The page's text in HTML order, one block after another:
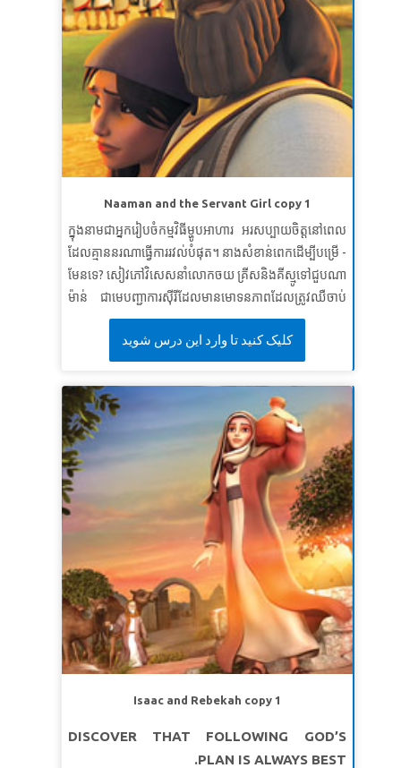
មេរៀនទី ១: បម្រើព្រះនៅថ្ងៃនេះ
សេចក្តីពិតវិសេស៖
ខ្ញុំអាចបម្រើព្រះនៅថ្ងៃនេះ។
ខគម្ពីរវិសេស៖
“ កុំ​ឲ្យ​អ្នក​ណា​មើល​ងាយ​អ្នក ដោយ​ព្រោះ​នៅ​ក្មេង​
នោះ​ឡើយ។ ចូរ​ធ្វើ​ជា​គំរូ​ដល់​ពួក​អ្នក​ជឿ ដោយ​ពាក្យ​សំដី កិរិយា​
ប្រព្រឹត្ត សេចក្ដី​ស្រឡាញ់ សេចក្ដី​ជំនឿ នឹង​សេចក្ដី​បរិសុទ្ធ។
ធីម៉ូថេទី ១ ៤:១២ (អិនអិលធី)
មេរៀនទី ២ : ស្តាប់និងគោរពប្រតិបត្តិតាមព្រះសូសៀង
ស្តាប់បង្គាប់តាមទ្រង់។
ខគម្ពីរវិសេស៖លំដាប់​នោះ ព្រះ​យេហូវ៉ា​ទ្រង់​យាង​មក​ឈរ ហៅ​
ដូច​ជា​ជាន់​មុន​ថា“ សាំយូអែល! នែ​សាំយូអែល​អើយ នោះ​
សាំយូអែល​ទូល​ឆ្លើយ​ថា ៖ «សូម​ទ្រង់​មាន​បន្ទូល​មក​ចុះ ដ្បិត​ទូល​
មេរៀនទី ៣: ការថ្វាយខ្លួនដល់ព្រះអម្ចាស់
សេចក្តីពិតវិសេស៖ខ្ញុំនឹងថ្វាយជីវិតរបស់ខ្ញុំដល់ព្រះអម្ចាស់។
ខគម្ពីរវិសេស៖
សាំយូអែល​កាន់​តែ​ធំ​ឡើង ព្រះ​យេហូវ៉ា​ទ្រង់​ក៏​គង់​
នៅ​ជា​មួយ ហើយ​មិន​ឲ្យ​ពាក្យ​ទំ​នាយ​ណា​មួយ​របស់​លោក​ជ្រុះ​
សាំយូអែលទី ១ ៣:១៩ (អិនអិលធី)
Naaman and the Servant Girl copy 1
ក្នុងនាមជាអ្នករៀបចំកម្មវិធីម្ហូបអាហារ អរសប្បាយចិត្តនៅពេល
ដែលគ្មាននរណាធ្វើការរវល់បំផុត។ នាងសំខាន់ពេកដើម្បីបម្រើ -
មែនទេ? សៀវភៅវិសេសនាំលោកចយ គ្រីសនិងគីស្មូទៅជួបណា
ម៉ាន់ ជាមេបញ្ជាការស៊ីរីដែលមានមោទនភាពដែលត្រូវឈឺចាប់
ពីរោគឃ្លង់។ សូមមើលពីរបៀបដែលក្មេងស្រីអ្នកបម្រើជនជាតិ
អ៊ីស្រាអែលរាបទាប ផ្តល់ក្តីសង្ឃឹមដល់គាត់ហើយបានឃើញការ
ណែនាំដ៏អាថ៌កំបាំងរបស់អេលីសេ។ កុមាររៀនពីសារៈសំខាន់នៃ
ការបន្ទាបខ្លួន
មេរៀនទី ១:ភាពងាយស្រួលសម្រាប់ភាពអស្ចារ្យរបស់ព្រះ
សេចក្តីពិតវិសេស៖
ព្រះជាម្ចាស់ប្រើរបស់សាមញ្ញ ដើម្បីលើក
តម្កើងសិរីរុងរឿងរបស់ព្រះអង្គ។
ខគម្ពីរវិសេស៖
“ ប៉ុន្តែព្រះជាម្ចាស់បានជ្រើសរើសការល្ងង់ខ្លៅ
របស់លោកីយនេះដើម្បីធ្វើអោយអ្នកមានប្រាជ្ញាមានសេចក្តី
ខ្មាស់។ ទ្រង់បានជ្រើសរើសយករបស់ទន់ខ្សោយនៃលោកីយនេះ
ដើម្បីធ្វើឱ្យអ្នកមានអំណាចអាម៉ាស់មុខ។កូរិនថូសទី ១ ១:២៧
(សុីអុីវី)
មេរៀនទី ២៖ រៀន ឲ្យ ចេះបន្ទាបខ្លួន
សេចក្ដីពិតវិសេស៖
ខ្ញុំនឹងរៀនចេះបន្ទាបខ្លួនគ្រប់ពេល។
ខគម្ពីរវិសេស៖ដូចបទគម្ពីរចែងថា«ព្រះជាម្ចាស់ប្រឆាំងនឹង
មនុស្សអំនួតតែទ្រង់ប្រណីសន្ដោសដល់មនុស្សរាបសា»។
کلیک کنید تا وارد این درس شوید
Isaac and Rebekah copy 1
DISCOVER THAT FOLLOWING GOD’S
PLAN IS ALWAYS BEST.